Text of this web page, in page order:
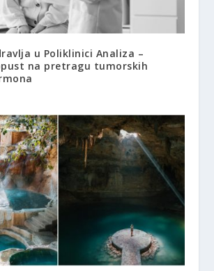
u Poliklinici Analiza –
na pretragu tumorskih